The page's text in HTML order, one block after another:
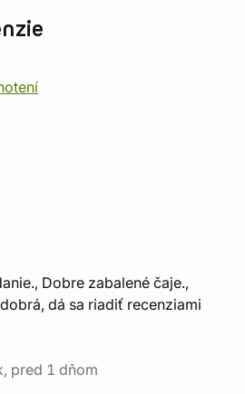
Dobre zabalené čaje.,
dá sa riadiť recenziami
pred 1 dňom